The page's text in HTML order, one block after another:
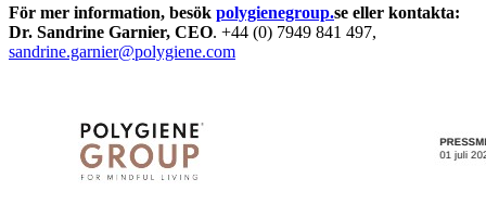
För mer information, besök polygienegroup.se eller kontakta:
Dr. Sandrine Garnier, CEO. +44 (0) 7949 841 497,
sandrine.garnier@polygiene.com